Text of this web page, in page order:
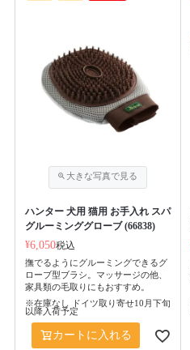
ハンター 犬用 猫用 お手入れ スパ
グルーミンググローブ (66838)
¥6,050税込
撫でるようにグルーミングできるグ
ローブ型ブラシ。マッサージの他、
家具類の毛取りにもおすすめ。
※在庫なし ドイツ取り寄せ10月下旬
以降入荷予定
カートに入れる